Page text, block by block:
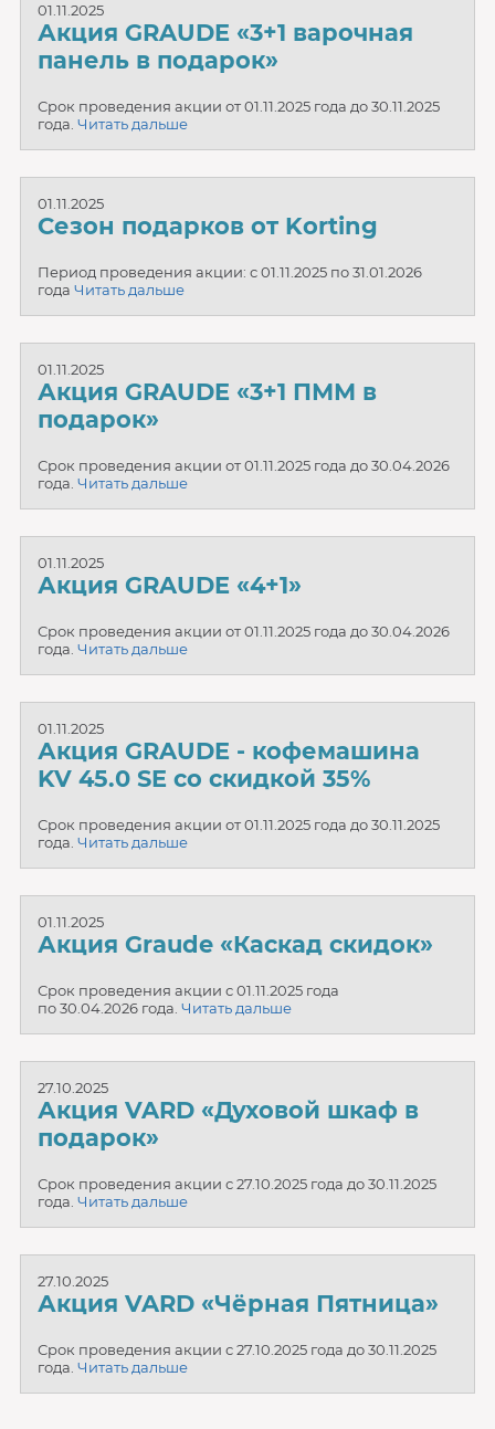
01.11.2025
Акция GRAUDE «3+1 варочная
панель в подарок»
Срок проведения акции от 01.11.2025 года до 30.11.2025
года. Читать дальше
01.11.2025
Сезон подарков от Korting
Период проведения акции: с 01.11.2025 по 31.01.2026
года Читать дальше
01.11.2025
Акция GRAUDE «3+1 ПММ в
подарок»
Срок проведения акции от 01.11.2025 года до 30.04.2026
года. Читать дальше
01.11.2025
Акция GRAUDE «4+1»
Срок проведения акции от 01.11.2025 года до 30.04.2026
года. Читать дальше
01.11.2025
Акция GRAUDE - кофемашина
KV 45.0 SE со скидкой 35%
Срок проведения акции от 01.11.2025 года до 30.11.2025
года. Читать дальше
01.11.2025
Акция Graude «Каскад скидок»
Срок проведения акции с 01.11.2025 года
по 30.04.2026 года. Читать дальше
27.10.2025
Акция VARD «Духовой шкаф в
подарок»
Срок проведения акции с 27.10.2025 года до 30.11.2025
года. Читать дальше
27.10.2025
Акция VARD «Чёрная Пятница»
Срок проведения акции с 27.10.2025 года до 30.11.2025
года. Читать дальше